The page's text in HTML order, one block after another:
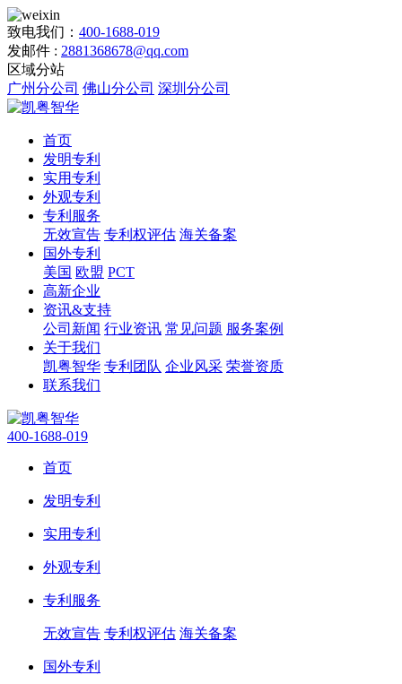
致电我们： 400-1688-019
发邮件 : 2881368678@qq.com
区域分站
广州分公司 佛山分公司 深圳分公司
首页
发明专利
实用专利
外观专利
专利服务
无效宣告 专利权评估 海关备案
国外专利
美国 欧盟 PCT
高新企业
资讯&支持
公司新闻 行业资讯 常见问题 服务案例
关于我们
凯粤智华 专利团队 企业风采 荣誉资质
联系我们
400-1688-019
首页
发明专利
实用专利
外观专利
专利服务
无效宣告 专利权评估 海关备案
国外专利